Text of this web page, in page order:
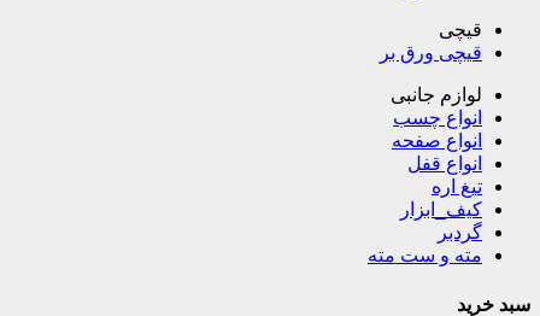
قیچی
قیچی ورق بر
لوازم جانبی
انواع چسب
انواع صفحه
انواع قفل
تیغ اره
کیف_ابزار
گردبر
مته و ست مته
سبد خرید